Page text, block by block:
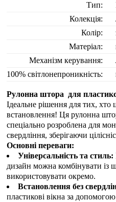
Тип:
Колекція:
Колір:
Матеріал:
Механізм керування:
100% світлонепроникність:
Рулонна штора для
Ідеальне рішення для тих, хто
встановлення! Ця рулонна
спеціально розроблена для
свердління, зберігаючи
Основні переваги:
Універсальність та стиль:
дизайн можна комбінувати із
використовувати окремо.
Встановлення без
пластикові вікна за